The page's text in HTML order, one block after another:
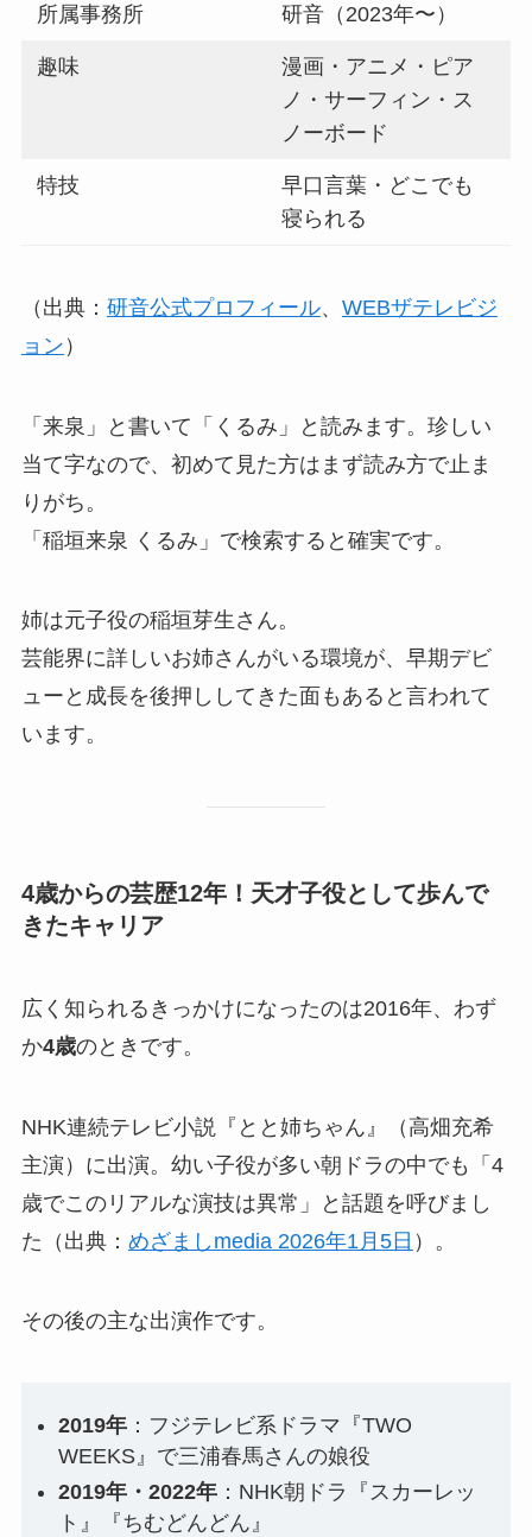
所属事務所 研音（2023年〜）
趣味
漫画・アニメ・ピア
ノ・サーフィン・ス
ノーボード
特技
早口言葉・どこでも
寝られる
（出典： 研音公式プロフィール、 WEBザテレビジ
ョン ）
「来泉」と書いて「くるみ」と読みます。珍しい
当て字なので、初めて見た方はまず読み方で止ま
りがち。
「稲垣来泉 くるみ」で検索すると確実です。
姉は元子役の稲垣芽生さん。
芸能界に詳しいお姉さんがいる環境が、早期デビ
ューと成長を後押ししてきた面もあると言われて
います。
4歳からの芸歴12年！天才子役として歩んで
きたキャリア
広く知られるきっかけになったのは2016年、わず
か4歳のときです。
NHK連続テレビ小説『とと姉ちゃん』（高畑充希
主演）に出演。幼い子役が多い朝ドラの中でも「4
歳でこのリアルな演技は異常」と話題を呼びまし
た（出典： めざましmedia 2026年1月5日 ）。
その後の主な出演作です。
2019年 ：フジテレビ系ドラマ『TWO
WEEKS』で三浦春馬さんの娘役
2019年・2022年 ：NHK朝ドラ『スカーレッ
ト』『ちむどんどん』